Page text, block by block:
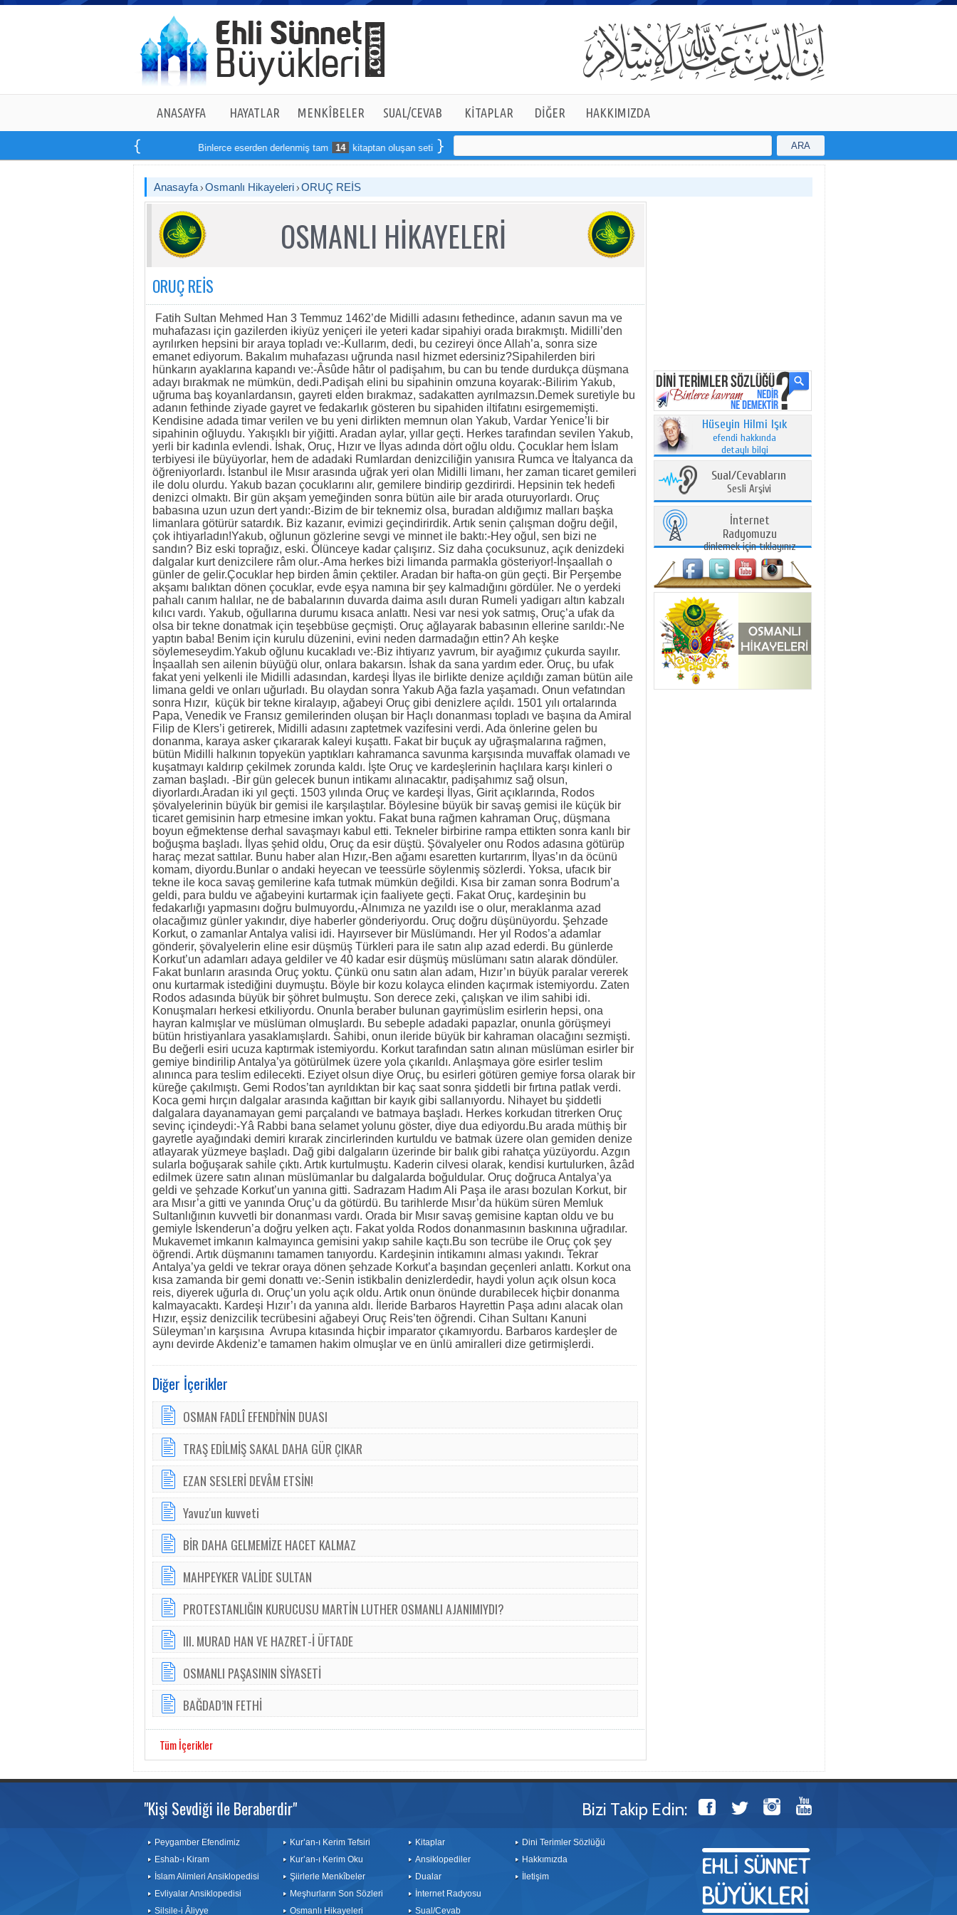
ANASAYFA HAYATLAR MENKÎBELER SUAL/CEVAB KİTAPLAR DİĞER HAKKIMIZDA
Binlerce eserden derlenmiş tam 14 kitaptan oluşan seti online sipariş verebilirsiniz ARA
Anasayfa Osmanlı Hikayeleri ORUÇ REİS
OSMANLI HİKAYELERİ
ORUÇ REİS
Fatih Sultan Mehmed Han 3 Temmuz 1462’de Midilli adasını fethedince, adanın savun ma ve
muhafazası için gazilerden ikiyüz yeniçeri ile yeteri kadar sipahiyi orada bırakmıştı. Midilli’den
ayrılırken hepsini bir araya topladı ve:-Kullarım, dedi, bu cezireyi önce Allah’a, sonra size
emanet ediyorum. Bakalım muhafazası uğrunda nasıl hizmet edersiniz?Sipahilerden biri
hünkarın ayaklarına kapandı ve:-Âsûde hâtır ol padişahım, bu can bu tende durdukça düşmana
adayı bırakmak ne mümkün, dedi.Padişah elini bu sipahinin omzuna koyarak:-Bilirim Yakub,
uğruma baş koyanlardansın, gayreti elden bırakmaz, sadakatten ayrılmazsın.Demek suretiyle bu
adanın fethinde ziyade gayret ve fedakarlık gösteren bu sipahiden iltifatını esirgememişti.
Kendisine adada timar verilen ve bu yeni dirlikten memnun olan Yakub, Vardar Yenice’li bir
sipahinin oğluydu. Yakışıklı bir yiğitti. Aradan aylar, yıllar geçti. Herkes tarafından sevilen Yakub,
yerli bir kadınla evlendi. İshak, Oruç, Hızır ve İlyas adında dört oğlu oldu. Çocuklar hem İslam
terbiyesi ile büyüyorlar, hem de adadaki Rumlardan denizciliğin yanısıra Rumca ve İtalyanca da
öğreniyorlardı. İstanbul ile Mısır arasında uğrak yeri olan Midilli limanı, her zaman ticaret gemileri
ile dolu olurdu. Yakub bazan çocuklarını alır, gemilere bindirip gezdirirdi. Hepsinin tek hedefi
denizci olmaktı. Bir gün akşam yemeğinden sonra bütün aile bir arada oturuyorlardı. Oruç
babasına uzun uzun dert yandı:-Bizim de bir teknemiz olsa, buradan aldığımız malları başka
limanlara götürür satardık. Biz kazanır, evimizi geçindirirdik. Artık senin çalışman doğru değil,
çok ihtiyarladın!Yakub, oğlunun gözlerine sevgi ve minnet ile baktı:-Hey oğul, sen bizi ne
sandın? Biz eski toprağız, eski. Ölünceye kadar çalışırız. Siz daha çocuksunuz, açık denizdeki
dalgalar kurt denizcilere râm olur.-Ama herkes bizi limanda parmakla gösteriyor!-İnşaallah o
günler de gelir.Çocuklar hep birden âmin çektiler. Aradan bir hafta-on gün geçti. Bir Perşembe
akşamı balıktan dönen çocuklar, evde eşya namına bir şey kalmadığını gördüler. Ne o yerdeki
pahalı canım halılar, ne de babalarının duvarda daima asılı duran Rumeli yadigarı altın kabzalı
kılıcı vardı. Yakub, oğullarına durumu kısaca anlattı. Nesi var nesi yok satmış, Oruç’a ufak da
olsa bir tekne donatmak için teşebbüse geçmişti. Oruç ağlayarak babasının ellerine sarıldı:-Ne
yaptın baba! Benim için kurulu düzenini, evini neden darmadağın ettin? Ah keşke
söylemeseydim.Yakub oğlunu kucakladı ve:-Biz ihtiyarız yavrum, bir ayağımız çukurda sayılır.
İnşaallah sen ailenin büyüğü olur, onlara bakarsın. İshak da sana yardım eder. Oruç, bu ufak
fakat yeni yelkenli ile Midilli adasından, kardeşi İlyas ile birlikte denize açıldığı zaman bütün aile
limana geldi ve onları uğurladı. Bu olaydan sonra Yakub Ağa fazla yaşamadı. Onun vefatından
sonra Hızır, küçük bir tekne kiralayıp, ağabeyi Oruç gibi denizlere açıldı. 1501 yılı ortalarında
Papa, Venedik ve Fransız gemilerinden oluşan bir Haçlı donanması topladı ve başına da Amiral
Filip de Klers’i getirerek, Midilli adasını zaptetmek vazifesini verdi. Ada önlerine gelen bu
donanma, karaya asker çıkararak kaleyi kuşattı. Fakat bir buçuk ay uğraşmalarına rağmen,
bütün Midilli halkının topyekün yaptıkları kahramanca savunma karşısında muvaffak olamadı ve
kuşatmayı kaldırıp çekilmek zorunda kaldı. İşte Oruç ve kardeşlerinin haçlılara karşı kinleri o
zaman başladı. -Bir gün gelecek bunun intikamı alınacaktır, padişahımız sağ olsun,
diyorlardı.Aradan iki yıl geçti. 1503 yılında Oruç ve kardeşi İlyas, Girit açıklarında, Rodos
şövalyelerinin büyük bir gemisi ile karşılaştılar. Böylesine büyük bir savaş gemisi ile küçük bir
ticaret gemisinin harp etmesine imkan yoktu. Fakat buna rağmen kahraman Oruç, düşmana
boyun eğmektense derhal savaşmayı kabul etti. Tekneler birbirine rampa ettikten sonra kanlı bir
boğuşma başladı. İlyas şehid oldu, Oruç da esir düştü. Şövalyeler onu Rodos adasına götürüp
haraç mezat sattılar. Bunu haber alan Hızır,-Ben ağamı esaretten kurtarırım, İlyas’ın da öcünü
komam, diyordu.Bunlar o andaki heyecan ve teessürle söylenmiş sözlerdi. Yoksa, ufacık bir
tekne ile koca savaş gemilerine kafa tutmak mümkün değildi. Kısa bir zaman sonra Bodrum’a
geldi, para buldu ve ağabeyini kurtarmak için faaliyete geçti. Fakat Oruç, kardeşinin bu
fedakarlığı yapmasını doğru bulmuyordu,-Alnımıza ne yazıldı ise o olur, meraklanma azad
olacağımız günler yakındır, diye haberler gönderiyordu. Oruç doğru düşünüyordu. Şehzade
Korkut, o zamanlar Antalya valisi idi. Hayırsever bir Müslümandı. Her yıl Rodos’a adamlar
gönderir, şövalyelerin eline esir düşmüş Türkleri para ile satın alıp azad ederdi. Bu günlerde
Korkut’un adamları adaya geldiler ve 40 kadar esir düşmüş müslümanı satın alarak döndüler.
Fakat bunların arasında Oruç yoktu. Çünkü onu satın alan adam, Hızır’ın büyük paralar vererek
onu kurtarmak istediğini duymuştu. Böyle bir kozu kolayca elinden kaçırmak istemiyordu. Zaten
Rodos adasında büyük bir şöhret bulmuştu. Son derece zeki, çalışkan ve ilim sahibi idi.
Konuşmaları herkesi etkiliyordu. Onunla beraber bulunan gayrimüslim esirlerin hepsi, ona
hayran kalmışlar ve müslüman olmuşlardı. Bu sebeple adadaki papazlar, onunla görüşmeyi
bütün hristiyanlara yasaklamışlardı. Sahibi, onun ileride büyük bir kahraman olacağını sezmişti.
Bu değerli esiri ucuza kaptırmak istemiyordu. Korkut tarafından satın alınan müslüman esirler bir
gemiye bindirilip Antalya’ya götürülmek üzere yola çıkarıldı. Anlaşmaya göre esirler teslim
alınınca para teslim edilecekti. Eziyet olsun diye Oruç, bu esirleri götüren gemiye forsa olarak bir
küreğe çakılmıştı. Gemi Rodos’tan ayrıldıktan bir kaç saat sonra şiddetli bir fırtına patlak verdi.
Koca gemi hırçın dalgalar arasında kağıttan bir kayık gibi sallanıyordu. Nihayet bu şiddetli
dalgalara dayanamayan gemi parçalandı ve batmaya başladı. Herkes korkudan titrerken Oruç
sevinç içindeydi:-Yâ Rabbi bana selamet yolunu göster, diye dua ediyordu.Bu arada müthiş bir
gayretle ayağındaki demiri kırarak zincirlerinden kurtuldu ve batmak üzere olan gemiden denize
atlayarak yüzmeye başladı. Dağ gibi dalgaların üzerinde bir balık gibi rahatça yüzüyordu. Azgın
sularla boğuşarak sahile çıktı. Artık kurtulmuştu. Kaderin cilvesi olarak, kendisi kurtulurken, âzâd
edilmek üzere satın alınan müslümanlar bu dalgalarda boğuldular. Oruç doğruca Antalya’ya
geldi ve şehzade Korkut’un yanına gitti. Sadrazam Hadım Ali Paşa ile arası bozulan Korkut, bir
ara Mısır’a gitti ve yanında Oruç’u da götürdü. Bu tarihlerde Mısır’da hüküm süren Memluk
Sultanlığının kuvvetli bir donanması vardı. Orada bir Mısır savaş gemisine kaptan oldu ve bu
gemiyle İskenderun’a doğru yelken açtı. Fakat yolda Rodos donanmasının baskınına uğradılar.
Mukavemet imkanın kalmayınca gemisini yakıp sahile kaçtı.Bu son tecrübe ile Oruç çok şey
öğrendi. Artık düşmanını tamamen tanıyordu. Kardeşinin intikamını alması yakındı. Tekrar
Antalya’ya geldi ve tekrar oraya dönen şehzade Korkut’a başından geçenleri anlattı. Korkut ona
kısa zamanda bir gemi donattı ve:-Senin istikbalin denizlerdedir, haydi yolun açık olsun koca
reis, diyerek uğurla dı. Oruç’un yolu açık oldu. Artık onun önünde durabilecek hiçbir donanma
kalmayacaktı. Kardeşi Hızır’ı da yanına aldı. İleride Barbaros Hayrettin Paşa adını alacak olan
Hızır, eşsiz denizcilik tecrübesini ağabeyi Oruç Reis’ten öğrendi. Cihan Sultanı Kanuni
Süleyman’ın karşısına Avrupa kıtasında hiçbir imparator çıkamıyordu. Barbaros kardeşler de
aynı devirde Akdeniz’e tamamen hakim olmuşlar ve en ünlü amiralleri dize getirmişlerdi.
Diğer İçerikler
OSMAN FADLÎ EFENDİ'NİN DUASI
TRAŞ EDİLMİŞ SAKAL DAHA GÜR ÇIKAR
EZAN SESLERİ DEVÂM ETSİN!
Yavuz'un kuvveti
BİR DAHA GELMEMİZE HACET KALMAZ
MAHPEYKER VALİDE SULTAN
PROTESTANLIĞIN KURUCUSU MARTİN LUTHER OSMANLI AJANIMIYDI?
III. MURAD HAN VE HAZRET-İ ÜFTADE
OSMANLI PAŞASININ SİYASETİ
BAĞDAD’IN FETHİ
Tüm İçerikler
Hüseyin Hilmi Işık
efendi hakkında
detaylı bilgi
Sual/Cevabların
Sesli Arşivi
İnternet
Radyomuzu
dinlemek için tıklayınız
"Kişi Sevdiği ile Beraberdir" Bizi Takip Edin:
Peygamber Efendimiz
Eshab-ı Kiram
İslam Alimleri Ansiklopedisi
Evliyalar Ansiklopedisi
Silsile-i Âliyye
Kur’an-ı Kerim Tefsiri
Kur’an-ı Kerim Oku
Şiirlerle Menkîbeler
Meşhurların Son Sözleri
Osmanlı Hikayeleri
Kitaplar
Ansiklopediler
Dualar
İnternet Radyosu
Sual/Cevab
Dini Terimler Sözlüğü
Hakkımızda
İletişim